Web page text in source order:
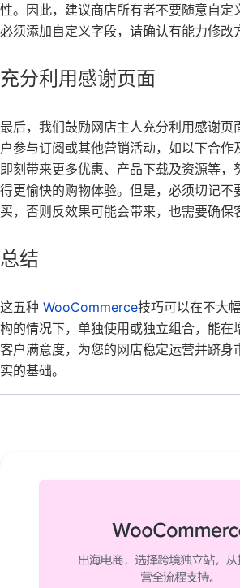
性。因此，建议商店所有者不要随意自定
必须添加自定义字段，请确认有能力修改
充分利用感谢页面
最后，我们鼓励网店主人充分利用感谢页
户参与订阅或其他营销活动，如以下合
即刻带来更多优惠、产品下载及资源等，
得更愉快的购物体验。但是，必须切记不
买，否则反效果可能会带来，也需要确保
总结
这五种 WooCommerce技巧可以在不大
构的情况下，单独使用或独立组合，能在
客户满意度，为您的网店稳定运营并跻身
实的基础。